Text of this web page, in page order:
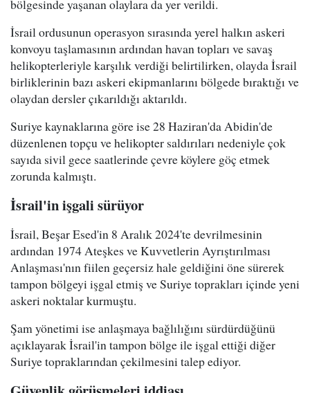
bölgesinde yaşanan olaylara da yer verildi.
İsrail ordusunun operasyon sırasında yerel halkın askeri
konvoyu taşlamasının ardından havan topları ve savaş
helikopterleriyle karşılık verdiği belirtilirken, olayda İsrail
birliklerinin bazı askeri ekipmanlarını bölgede bıraktığı ve
olaydan dersler çıkarıldığı aktarıldı.
Suriye kaynaklarına göre ise 28 Haziran'da Abidin'de
düzenlenen topçu ve helikopter saldırıları nedeniyle çok
sayıda sivil gece saatlerinde çevre köylere göç etmek
zorunda kalmıştı.
İsrail'in işgali sürüyor
İsrail, Beşar Esed'in 8 Aralık 2024'te devrilmesinin
ardından 1974 Ateşkes ve Kuvvetlerin Ayrıştırılması
Anlaşması'nın fiilen geçersiz hale geldiğini öne sürerek
tampon bölgeyi işgal etmiş ve Suriye toprakları içinde yeni
askeri noktalar kurmuştu.
Şam yönetimi ise anlaşmaya bağlılığını sürdürdüğünü
açıklayarak İsrail'in tampon bölge ile işgal ettiği diğer
Suriye topraklarından çekilmesini talep ediyor.